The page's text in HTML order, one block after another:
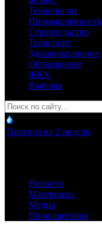
Технологии
Промышленность
Строительство
Транспорт
Здравоохранение
Образование
ЖКХ
Выборы
Прогноз на 2 недели
Новости
Материалы
Медиа
Происшествия